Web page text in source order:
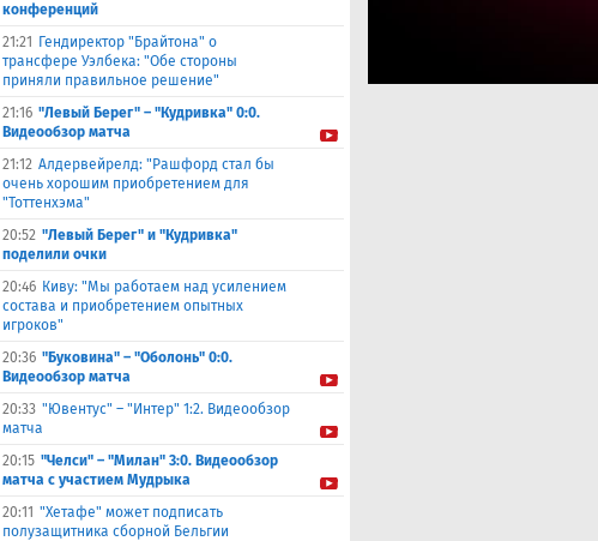
конференций
21:21
Гендиректор "Брайтона" о
трансфере Уэлбека: "Обе стороны
приняли правильное решение"
21:16 "Левый Берег" – "Кудривка" 0:0.
Видеообзор матча
21:12 Алдервейрелд: "Рашфорд стал бы
очень хорошим приобретением для
"Тоттенхэма"
20:52 "Левый Берег" и "Кудривка"
поделили очки
20:46 Киву: "Мы работаем над усилением
состава и приобретением опытных
игроков"
20:36 "Буковина" – "Оболонь" 0:0.
Видеообзор матча
20:33 "Ювентус" – "Интер" 1:2. Видеообзор
матча
20:15 "Челси" – "Милан" 3:0. Видеообзор
матча с участием Мудрыка
20:11 "Хетафе" может подписать
полузащитника сборной Бельгии